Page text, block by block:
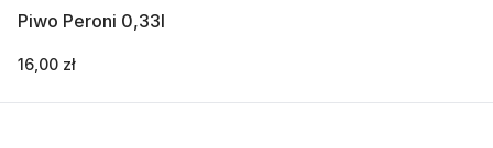
Piwo Peroni 0,33l
16,00 zł